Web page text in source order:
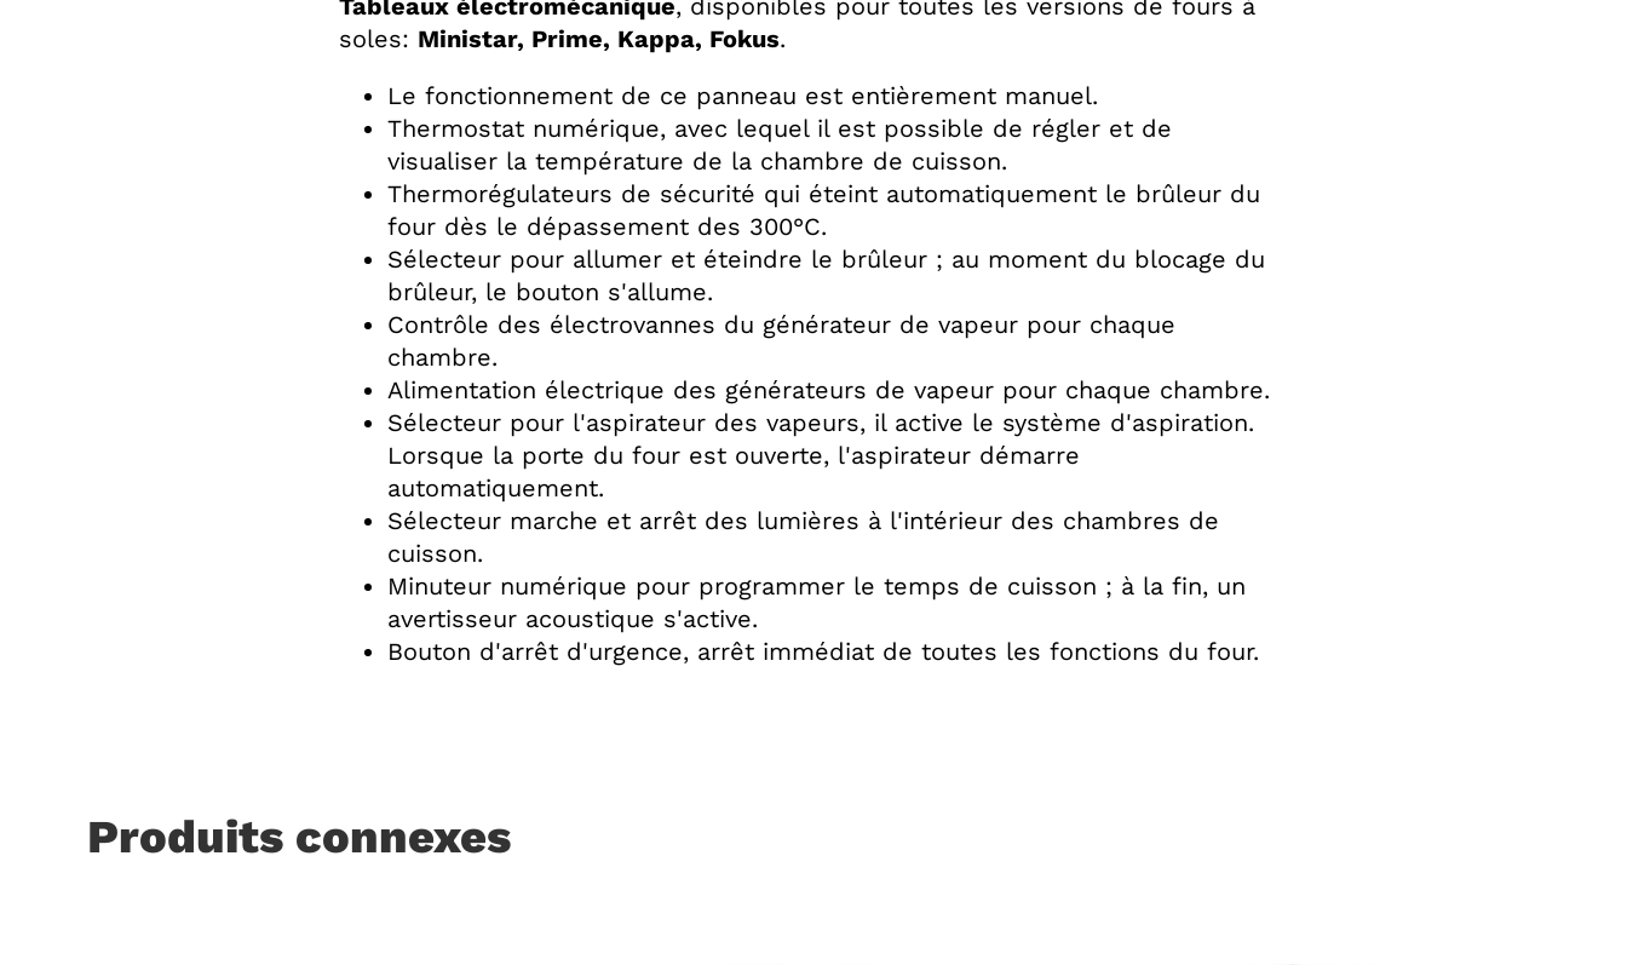
Tableaux électromécanique, disponibles pour toutes les versions de fours à
soles: Ministar, Prime, Kappa, Fokus.
Le fonctionnement de ce panneau est entièrement manuel.
Thermostat numérique, avec lequel il est possible de régler et de
visualiser la température de la chambre de cuisson.
Thermorégulateurs de sécurité qui éteint automatiquement le brûleur du
four dès le dépassement des 300°C.
Sélecteur pour allumer et éteindre le brûleur ; au moment du blocage du
brûleur, le bouton s'allume.
Contrôle des électrovannes du générateur de vapeur pour chaque
chambre.
Alimentation électrique des générateurs de vapeur pour chaque chambre.
Sélecteur pour l'aspirateur des vapeurs, il active le système d'aspiration.
Lorsque la porte du four est ouverte, l'aspirateur démarre
automatiquement.
Sélecteur marche et arrêt des lumières à l'intérieur des chambres de
cuisson.
Minuteur numérique pour programmer le temps de cuisson ; à la fin, un
avertisseur acoustique s'active.
Bouton d'arrêt d'urgence, arrêt immédiat de toutes les fonctions du four.
Produits connexes